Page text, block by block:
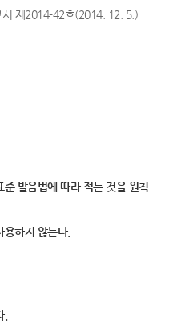
제2014-42호(2014. 12. 5.)
발음법에 따라 적는 것을 원칙
용하지 않는다.
.